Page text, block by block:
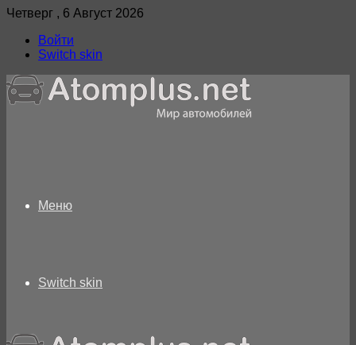
Четверг , 6 Август 2026
Войти
Switch skin
Меню
Switch skin